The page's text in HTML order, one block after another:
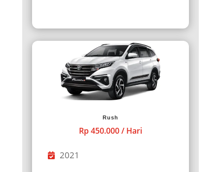
Rush
Rp 450.000 / Hari
2021